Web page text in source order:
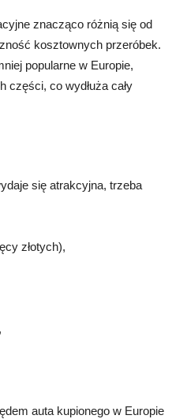
znacząco różnią się od
kosztownych przeróbek.
popularne w Europie,
części, co wydłuża cały
się atrakcyjna, trzeba
złotych),
auta kupionego w Europie